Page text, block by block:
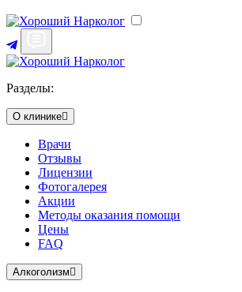
Разделы:
О клинике
Врачи
Отзывы
Лицензии
Фотогалерея
Акции
Методы оказания помощи
Цены
FAQ
Алкоголизм